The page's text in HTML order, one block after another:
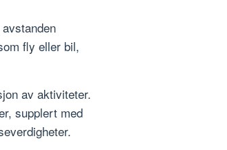
fly eller bil,
av aktiviteter.
supplert med